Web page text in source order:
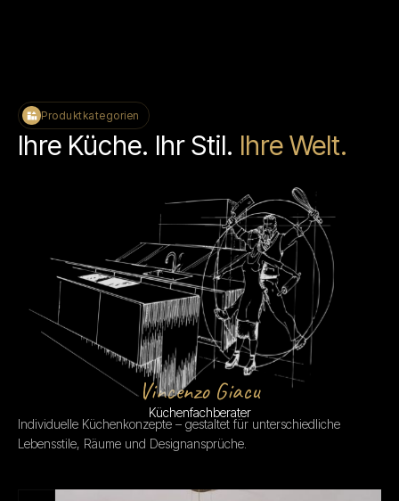
Vincenzo Giacu
Küchenfachberater
Produktkategorien
Ihre Küche. Ihr Stil. Ihre Welt.
Individuelle Küchenkonzepte – gestaltet für unterschiedliche
Lebensstile, Räume und Designansprüche.